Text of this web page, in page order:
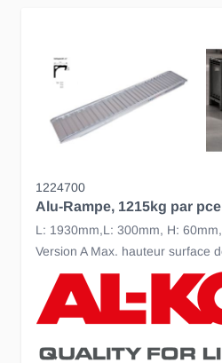
1224700
Alu-Rampe, 1215kg par
L: 1930mm,L: 300mm, H:
Version A Max. hauteur surface